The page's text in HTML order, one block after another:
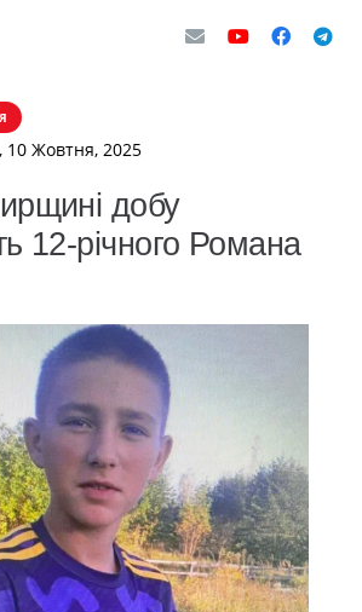
10 Жовтня, 2025
добу
12-річного Романа